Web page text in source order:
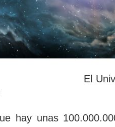
como los
hay unas